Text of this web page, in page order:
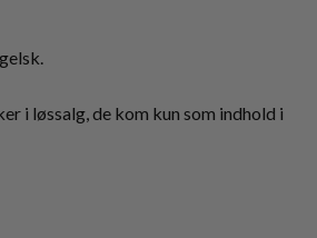
i løssalg, de kom kun som indhold i